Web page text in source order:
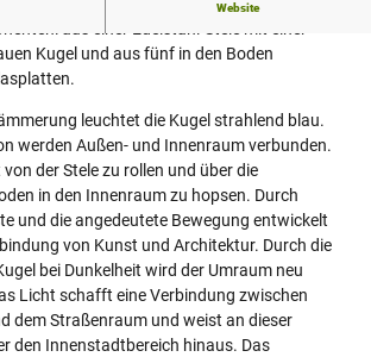
Website
Kugel und aus fünf in den Boden
leuchtet die Kugel strahlend blau.
werden Außen- und Innenraum verbunden.
von der Stele zu rollen und über die
in den Innenraum zu hopsen. Durch
und die angedeutete Bewegung entwickelt
von Kunst und Architektur. Durch die
bei Dunkelheit wird der Umraum neu
Licht schafft eine Verbindung zwischen
dem Straßenraum und weist an dieser
den Innenstadtbereich hinaus. Das